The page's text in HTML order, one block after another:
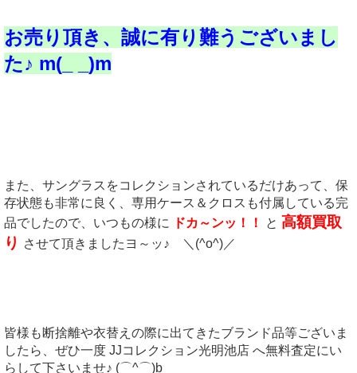
お売り頂き、誠に有り難うございまし
た♪ m(_ _)m
また、サングラスをコレクションされているだけあって、保
存状態も非常に良く、専用ケース＆クロスも付属している完
品でしたので、いつもの様に
ドカ～ンッ！！ と 高額買取
り
させて頂きましたヨ～ッ♪ ＼(^o^)／
皆様も断捨離や衣替えの際に出てきたブランド品等ございま
したら、ぜひ一度 JJコレクション光明池店 へ無料査定にい
らして下さいませ♪ (⌒^⌒)b